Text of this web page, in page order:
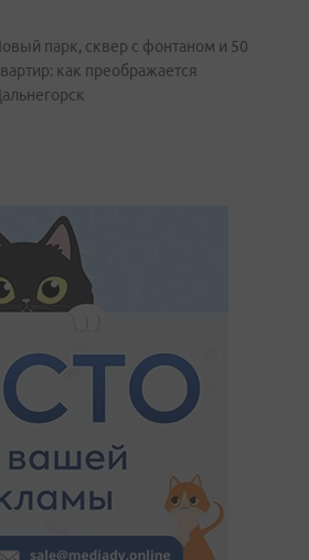
парк, сквер с фонтаном и 50
как преображается